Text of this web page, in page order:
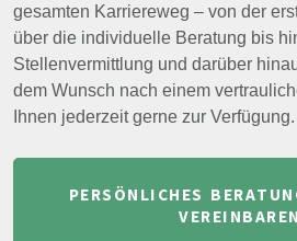
gesamten Karriereweg – von der
über die individuelle Beratung bis
Stellenvermittlung und darüber
dem Wunsch nach einem
Ihnen jederzeit gerne zur Verfügung.
PERSÖNLICHES
VEREINBAREN